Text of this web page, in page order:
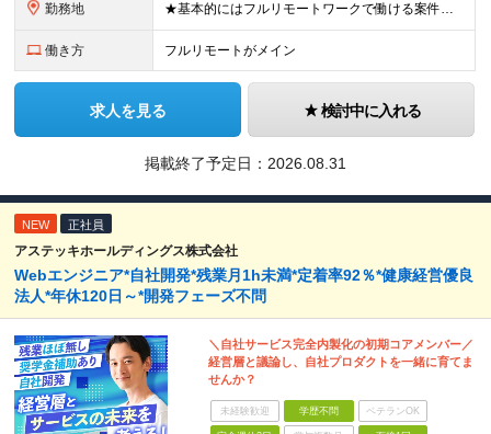
勤務地 ★基本的にはフルリモートワークで働ける案件を獲得しています ※経験が浅い方は出社しながら経験を積んでいき、追ってフルリモートに移行します 【本社】 東京都千代田区外神田4-14-1 秋葉原UDX 4
働き方 フルリモートがメイン
求人を見る 検討中に入れる
掲載終了予定日： 2026.08.31
NEW 正社員
アステッキホールディングス株式会社
Webエンジニア*自社開発*残業月1h未満*定着率92％*健康経営優良
法人*年休120日～*開発フェーズ不問
＼自社サービス完全内製化の初期コアメンバー／
経営層と議論し、自社プロダクトを一緒に育てま
せんか？
未経験歓迎 学歴不問 ベテランOK